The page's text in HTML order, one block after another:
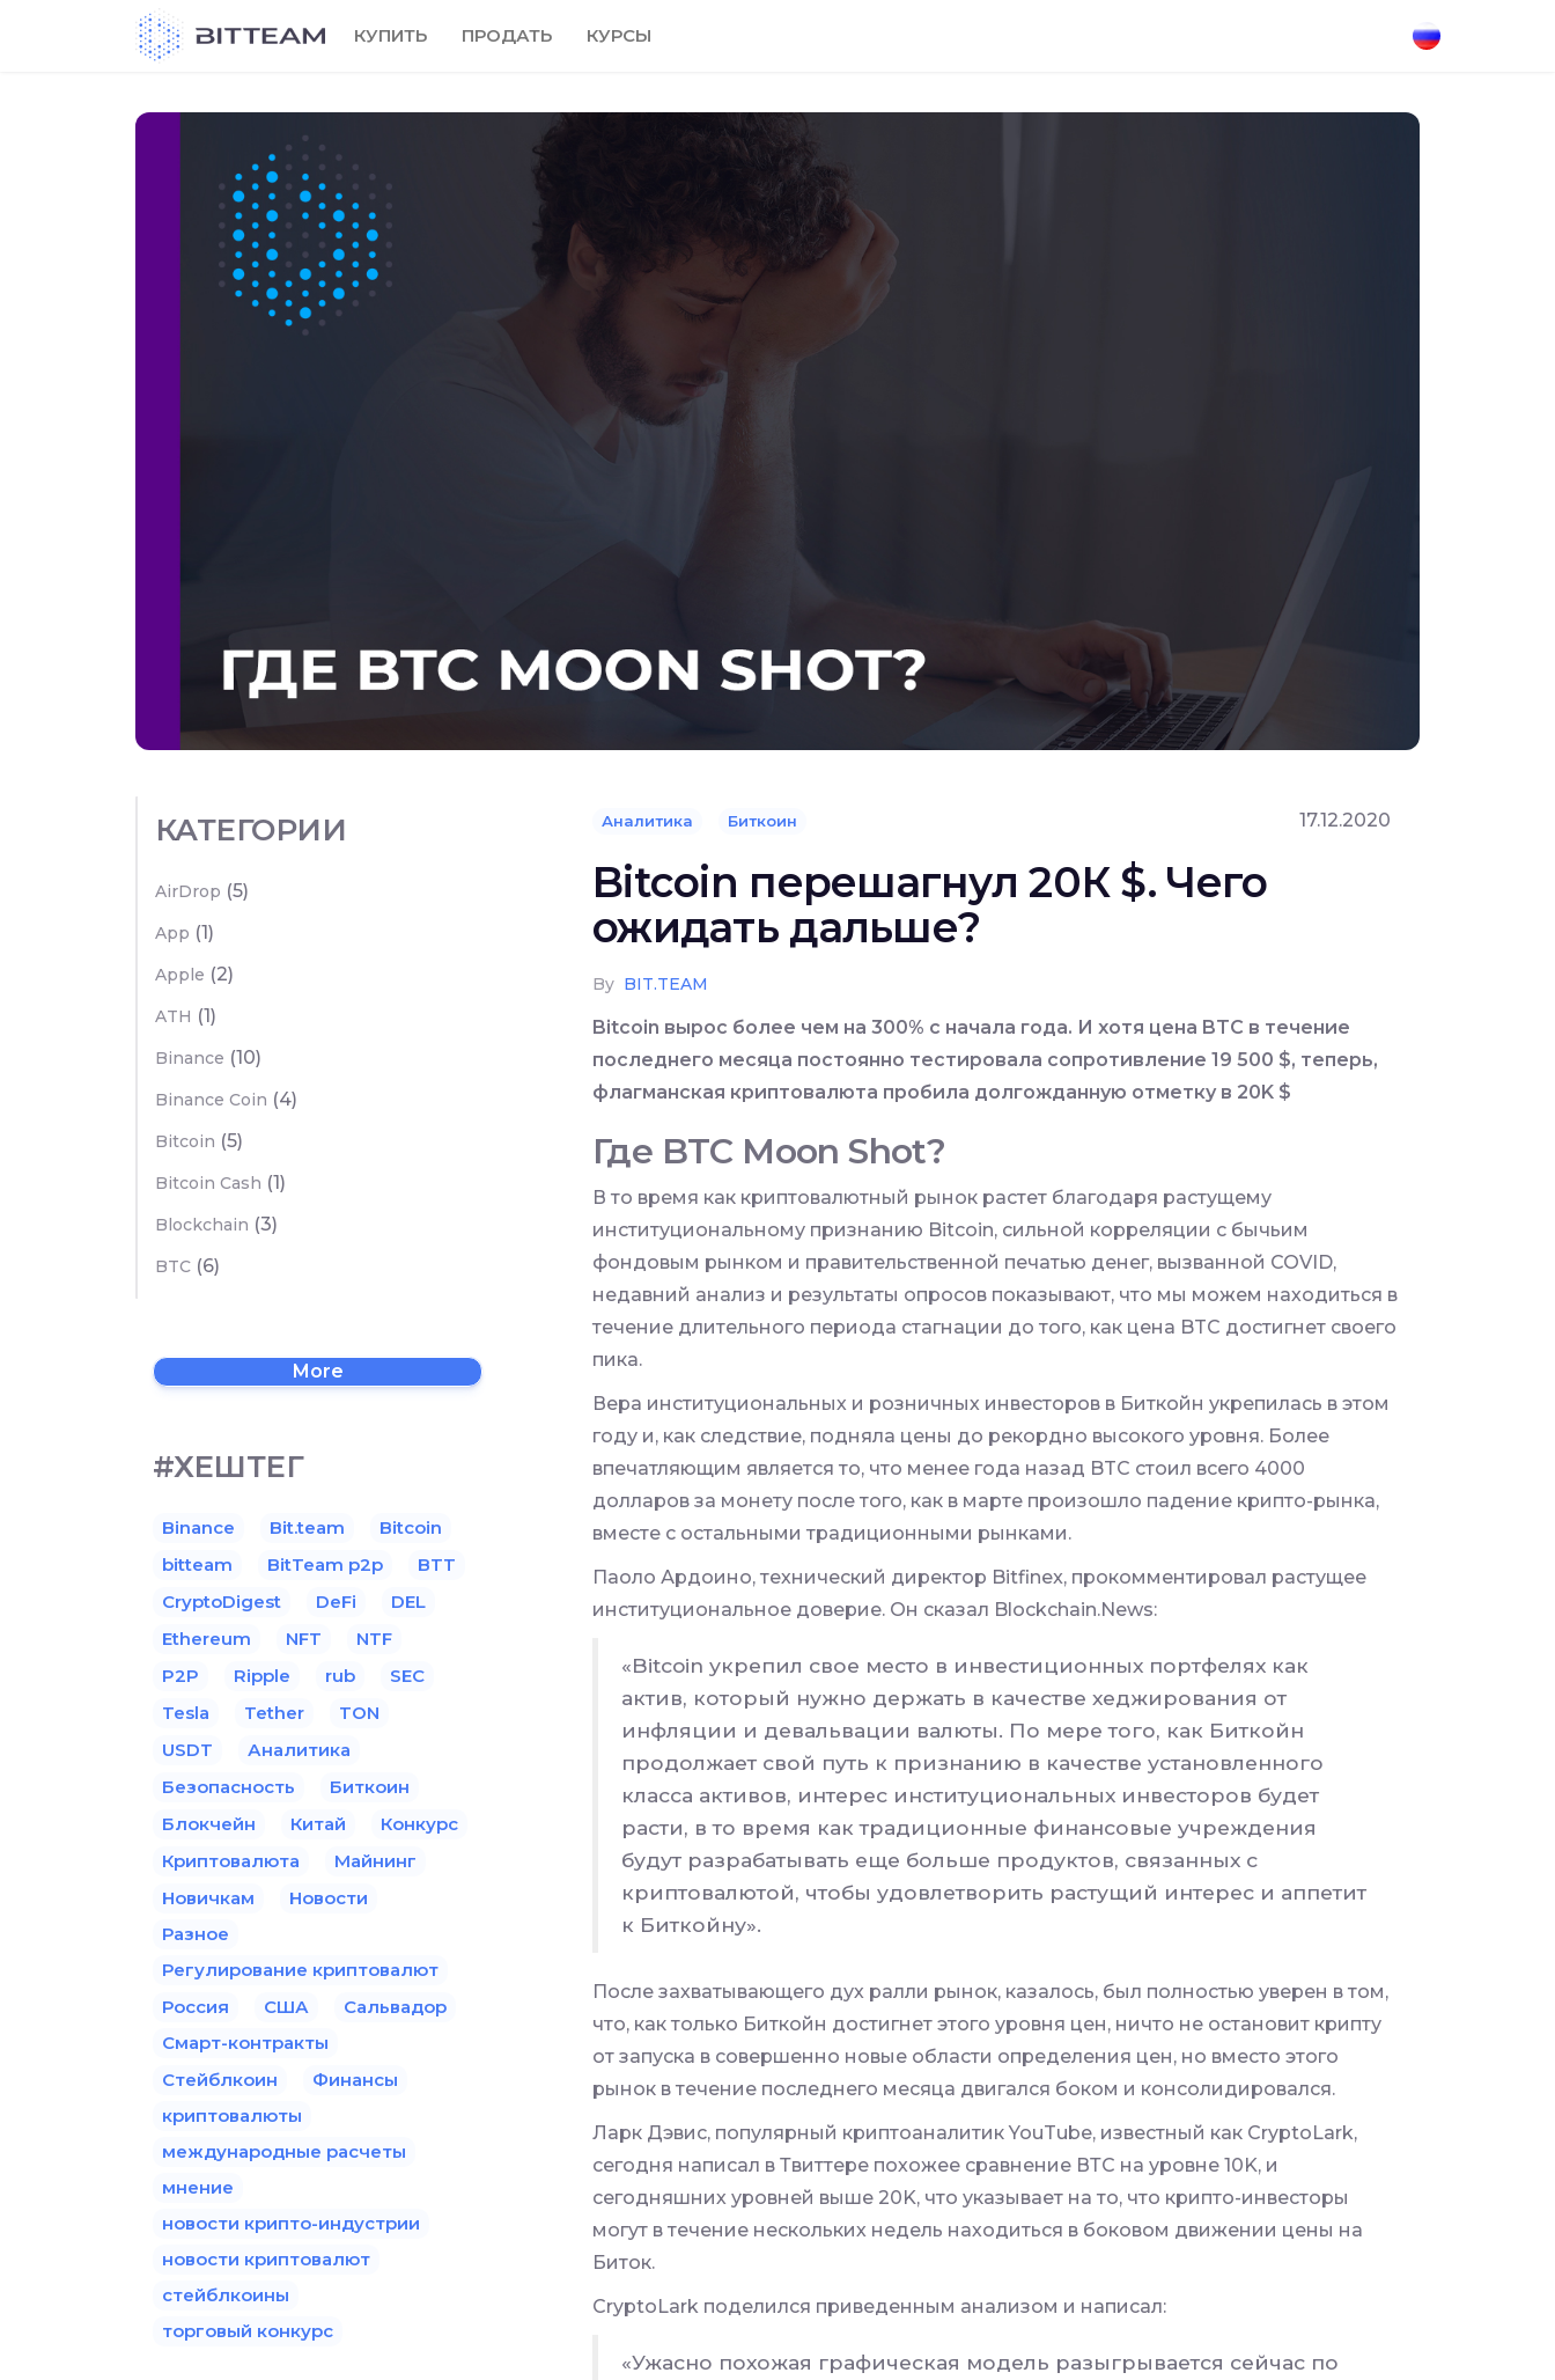
КУПИТЬ ПРОДАТЬ КУРСЫ
Аналитика Биткоин 17.12.2020
Bitcoin перешагнул 20К $. Чего
ожидать дальше?
By BIT.TEAM
Bitcoin вырос более чем на 300% с начала года. И хотя цена BTC в течение
последнего месяца постоянно тестировала сопротивление 19 500 $, теперь,
флагманская криптовалюта пробила долгожданную отметку в 20K $
Где BTC Moon Shot?
В то время как криптовалютный рынок растет благодаря растущему
институциональному признанию Bitcoin, сильной корреляции с бычьим
фондовым рынком и правительственной печатью денег, вызванной COVID,
недавний анализ и результаты опросов показывают, что мы можем находиться в
течение длительного периода стагнации до того, как цена BTC достигнет своего
пика.
Вера институциональных и розничных инвесторов в Биткойн укрепилась в этом
году и, как следствие, подняла цены до рекордно высокого уровня. Более
впечатляющим является то, что менее года назад BTC стоил всего 4000
долларов за монету после того, как в марте произошло падение крипто-рынка,
вместе с остальными традиционными рынками.
Паоло Ардоино, технический директор Bitfinex, прокомментировал растущее
институциональное доверие. Он сказал Blockchain.News:
«Bitcoin укрепил свое место в инвестиционных портфелях как
актив, который нужно держать в качестве хеджирования от
инфляции и девальвации валюты. По мере того, как Биткойн
продолжает свой путь к признанию в качестве установленного
класса активов, интерес институциональных инвесторов будет
расти, в то время как традиционные финансовые учреждения
будут разрабатывать еще больше продуктов, связанных с
криптовалютой, чтобы удовлетворить растущий интерес и аппетит
к Биткойну».
После захватывающего дух ралли рынок, казалось, был полностью уверен в том,
что, как только Биткойн достигнет этого уровня цен, ничто не остановит крипту
от запуска в совершенно новые области определения цен, но вместо этого
рынок в течение последнего месяца двигался боком и консолидировался.
Ларк Дэвис, популярный криптоаналитик YouTube, известный как CryptoLark,
сегодня написал в Твиттере похожее сравнение ВТС на уровне 10K, и
сегодняшних уровней выше 20K, что указывает на то, что крипто-инвесторы
могут в течение нескольких недель находиться в боковом движении цены на
Биток.
CryptoLark поделился приведенным анализом и написал:
«Ужасно похожая графическая модель разыгрывается сейчас по
КАТЕГОРИИ
AirDrop (5)
App (1)
Apple (2)
ATH (1)
Binance (10)
Binance Coin (4)
Bitcoin (5)
Bitcoin Cash (1)
Blockchain (3)
BTC (6)
More
#ХЕШТЕГ
Binance Bit.team
Bitcoin
bitteam
BitTeam p2p
BTT
CryptoDigest
DeFi
DEL
Ethereum
NFT
NTF
P2P
Ripple rub
SEC
Tesla
Tether
TON
USDT
Аналитика
Безопасность
Биткоин
Блокчейн
Китай
Конкурс
Криптовалюта
Майнинг
Новичкам
Новости
Разное
Регулирование криптовалют
Россия
США
Сальвадор
Смарт-контракты
Стейблкоин
Финансы
криптовалюты
международные расчеты
мнение
новости крипто-индустрии
новости криптовалют
стейблкоины
торговый конкурс